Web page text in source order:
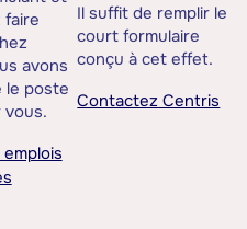
faire
avons
poste
vous.
Il suffit de remplir le
court formulaire
conçu à cet effet.
Contactez Centris